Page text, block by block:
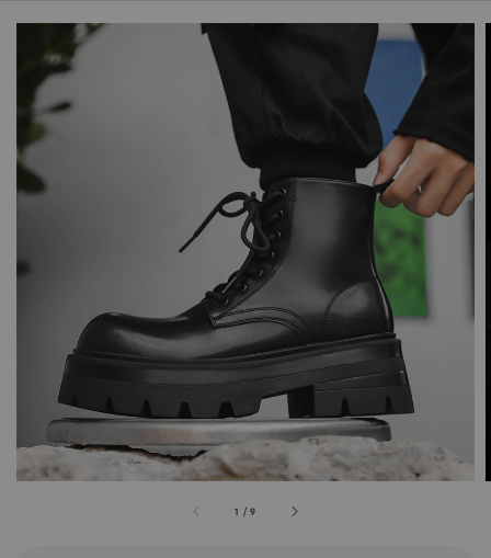
1 /9